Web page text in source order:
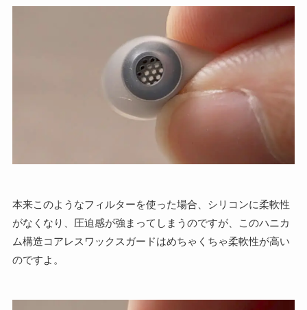
本来このようなフィルターを使った場合、シリコンに柔軟性
がなくなり、圧迫感が強まってしまうのですが、このハニカ
ム構造コアレスワックスガードはめちゃくちゃ柔軟性が高い
のですよ。